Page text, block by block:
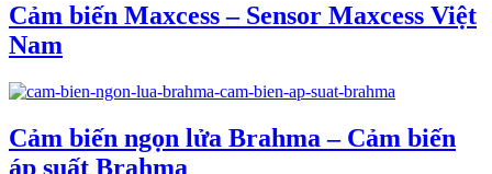
Cảm biến Maxcess – Sensor Maxcess Việt
Nam
Cảm biến ngọn lửa Brahma – Cảm biến
áp suất Brahma